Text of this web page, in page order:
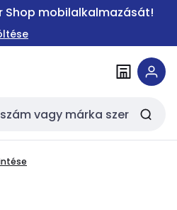
Shop mobilalkalmazását!